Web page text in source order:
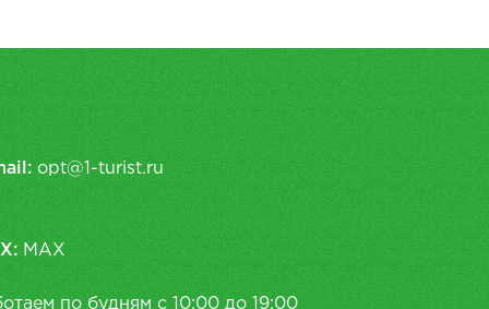
opt@1-turist.ru
MAX
по будням с 10:00 до 19:00